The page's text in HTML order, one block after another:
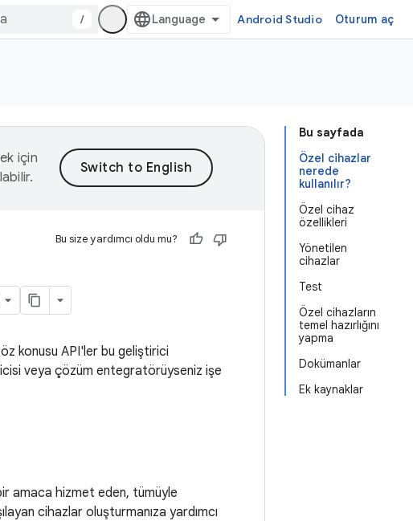
/ Android Studio Oturum aç
Bu sayfada
Özel cihazlar
nerede
kullanılır?
Özel cihaz
özellikleri
Yönetilen
cihazlar
Test
Özel cihazların
temel hazırlığını
yapma
Dokümanlar
Ek kaynaklar
için
Bu size yardımcı oldu mu?
konusu API'ler bu geliştirici
veya çözüm entegratörüyseniz işe
amaca hizmet eden, tümüyle
cihazlar oluşturmanıza yardımcı